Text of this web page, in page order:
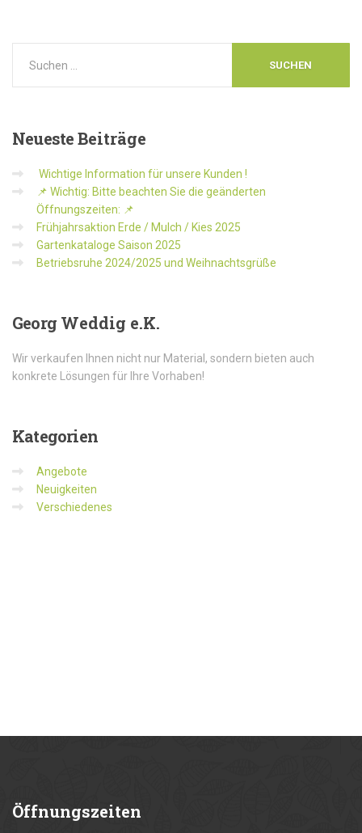
NeuesteBeiträge
Wichtige Information für unsere Kunden !
📌 Wichtig: Bitte beachten Sie die geänderten
Öffnungszeiten: 📌
Frühjahrsaktion Erde / Mulch / Kies 2025
Gartenkataloge Saison 2025
Betriebsruhe 2024/2025 und Weihnachtsgrüße
Georg Weddig e.K.
Wir verkaufen Ihnen nicht nur Material, sondern bieten auch
konkrete Lösungen für Ihre Vorhaben!
Kategorien
Angebote
Neuigkeiten
Verschiedenes
Öffnungszeiten